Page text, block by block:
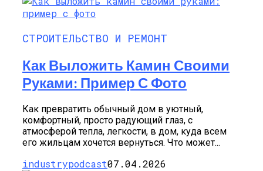
СТРОИТЕЛЬСТВО И РЕМОНТ
Как Выложить Камин Своими
Руками: Пример С Фото
Как превратить обычный дом в уютный,
комфортный, просто радующий глаз, с
атмосферой тепла, легкости, в дом, куда всем
его жильцам хочется вернуться. Что может...
industrypodcast07.04.2026